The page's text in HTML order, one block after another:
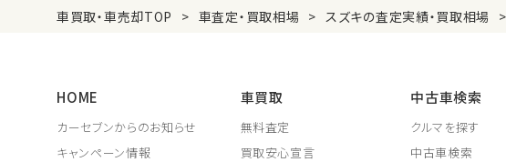
車買取・車売却TOP 車査定・買取相場 スズキの査定実績・買取相場
HOME
カーセブンからのお知らせ
キャンペーン情報
車買取
無料査定
買取安心宣言
中古車検索
クルマを探す
中古車検索